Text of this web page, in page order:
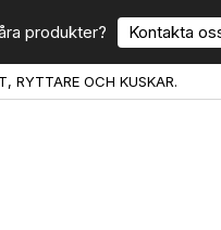
produkter? Kontakta
RYTTARE OCH KUSKAR.